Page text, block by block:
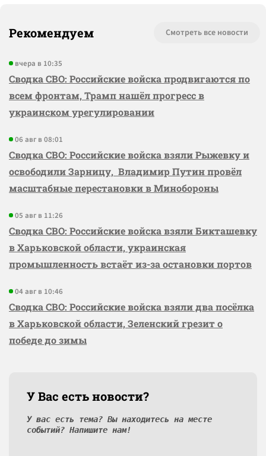
Рекомендуем Смотреть все новости
вчера в 10:35
Сводка СВО: Российские войска продвигаются по
всем фронтам, Трамп нашёл прогресс в
украинском урегулировании
06 авг в 08:01
Сводка СВО: Российские войска взяли Рыжевку и
освободили Зарницу, Владимир Путин провёл
масштабные перестановки в Минобороны
05 авг в 11:26
Сводка СВО: Российские войска взяли Бикташевку
в Харьковской области, украинская
промышленность встаёт из-за остановки портов
04 авг в 10:46
Сводка СВО: Российские войска взяли два посёлка
в Харьковской области, Зеленский грезит о
победе до зимы
У Вас есть новости?
У вас есть тема? Вы находитесь на месте
событий? Напишите нам!